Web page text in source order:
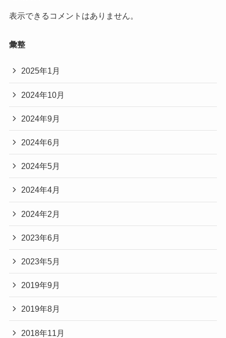
表示できるコメントはありません。
彙整
2025年1月
2024年10月
2024年9月
2024年6月
2024年5月
2024年4月
2024年2月
2023年6月
2023年5月
2019年9月
2019年8月
2018年11月